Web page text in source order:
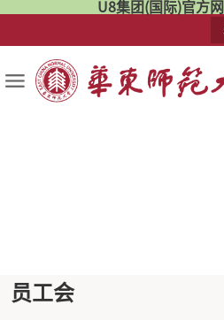
U8集团(国际)官方
员工会